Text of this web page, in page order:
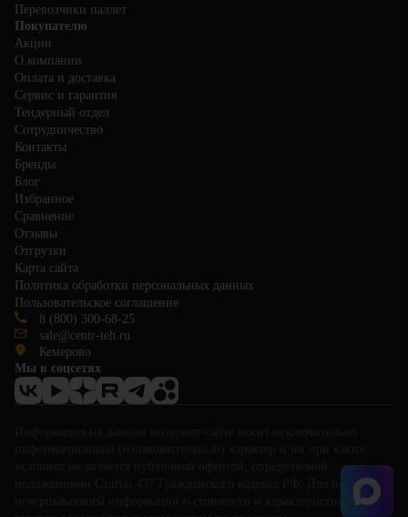
Перевозчики паллет
Покупателю
Акции
О компании
Оплата и доставка
Сервис и гарантия
Тендерный отдел
Сотрудничество
Контакты
Бренды
Блог
Избранное
Сравнение
Отзывы
Отгрузки
Карта сайта
Политика обработки персональных данных
Пользовательское соглашение
8 (800) 300-68-25
sale@centr-teh.ru
Кемерово
Мы в соцсетях
положениями Статьи 437 Гражданского кодекса РФ. Для получения
исчерпывающей информации о стоимости и характеристиках